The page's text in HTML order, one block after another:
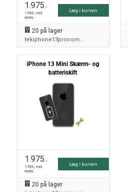
1.975,-
1.580,- excl.
moms
Læg i kurven
20 på lager
tekiphone13procombo
iPhone 13 Mini Skærm- og
batteriskift
1.975,-
1.580,- excl.
moms
Læg i kurven
20 på lager